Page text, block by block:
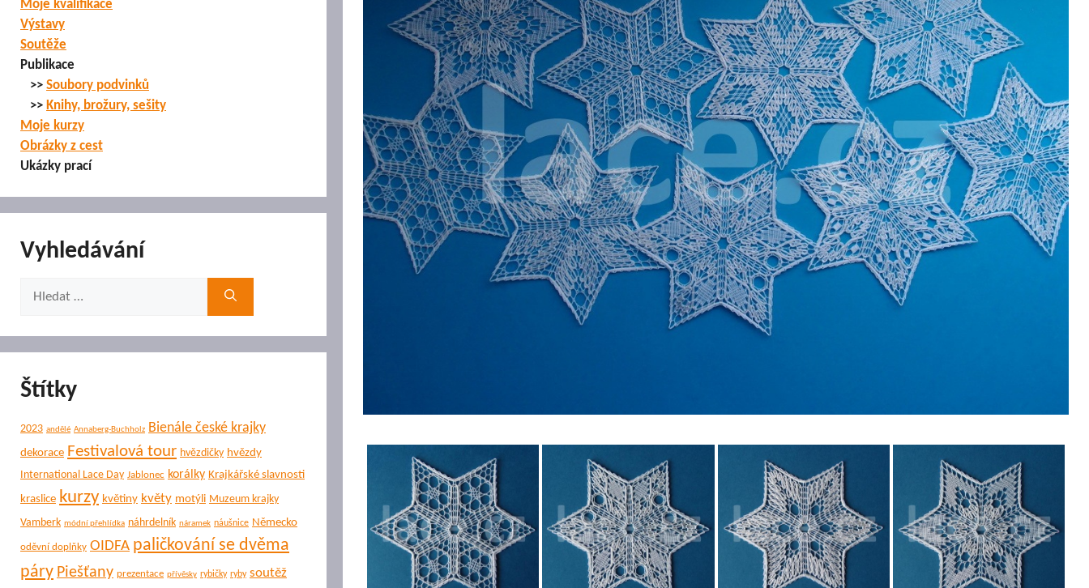
Moje kvalifikace
Výstavy
Soutěže
Publikace
>> Soubory podvinků
>> Knihy, brožury, sešity
Moje kurzy
Obrázky z cest
Ukázky prací
Vyhledávání
Štítky
2023 andělé Annaberg-Buchholz Bienále české krajky
dekorace Festivalová tour hvězdičky hvězdy
International Lace Day Jablonec korálky Krajkářské slavnosti
kraslice kurzy květiny květy motýli Muzeum krajky
Vamberk módní přehlídka náhrdelník náramek náušnice Německo
oděvní doplňky OIDFA paličkování se dvěma
páry Piešťany prezentace přívěsky rybičky ryby soutěž